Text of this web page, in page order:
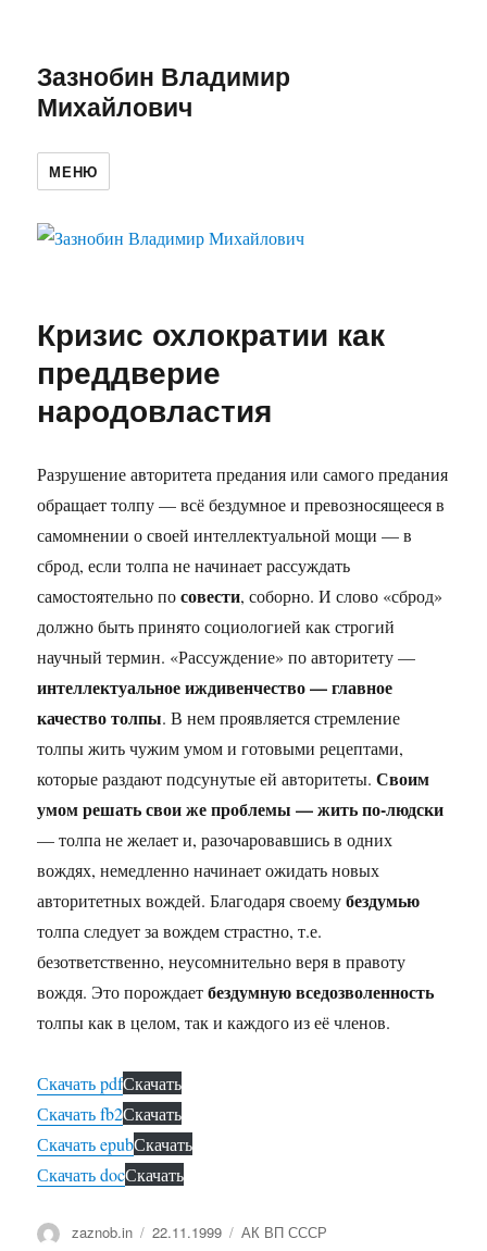
Зазнобин Владимир
Михайлович
МЕНЮ
Кризис охлократии как
преддверие
народовластия
Разрушение авторитета предания или самого предания
обращает толпу — всё бездумное и превозносящееся в
самомнении о своей интеллектуальной мощи — в
сброд, если толпа не начинает рассуждать
самостоятельно посовести, соборно. И слово «сброд»
должно быть принято социологией как строгий
научный термин. «Рассуждение» по авторитету —
интеллектуальное иждивенчество — главное
качество толпы. В нем проявляется стремление
толпы жить чужим умом и готовыми рецептами,
которые раздают подсунутые ей авторитеты.Своим
умом решать свои же проблемы — жить по-людски
— толпа не желает и, разочаровавшись в одних
вождях, немедленно начинает ожидать новых
авторитетных вождей. Благодаря своемубездумью
толпа следует за вождем страстно, т.е.
безответственно, неусомнительно веря в правоту
вождя. Это порождаетбездумную вседозволенность
толпы как в целом, так и каждого из её членов.
Скачать pdfСкачать
Скачать fb2Скачать
Скачать epubСкачать
Скачать docСкачать
Автор
zaznob.in Опубликовано
22.11.1999 Рубрики
АК ВП СССР